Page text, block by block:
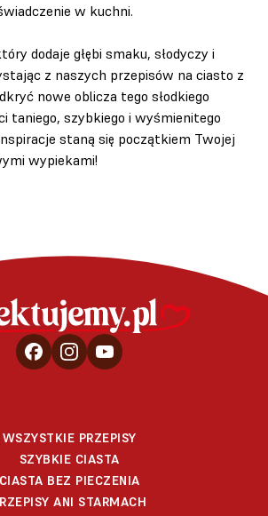
w kuchni.
dodaje głębi smaku, słodyczy i
z naszych przepisów na ciasto z
nowe oblicza tego słodkiego
taniego, szybkiego i wyśmienitego
staną się początkiem Twojej
wypiekami!
WSZYSTKIE PRZEPISY
SZYBKIE CIASTA
CIASTA BEZ PIECZENIA
ANI STARMACH